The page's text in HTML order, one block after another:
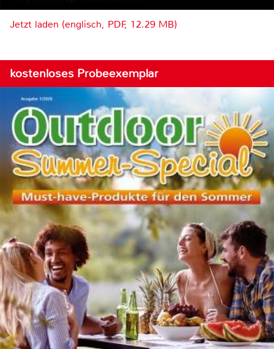
Jetzt laden (englisch, PDF, 12.29 MB)
kostenloses Probeexemplar